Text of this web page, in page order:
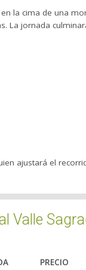
la cima de una
La jornada
ajustará el
Valle
PRECIO